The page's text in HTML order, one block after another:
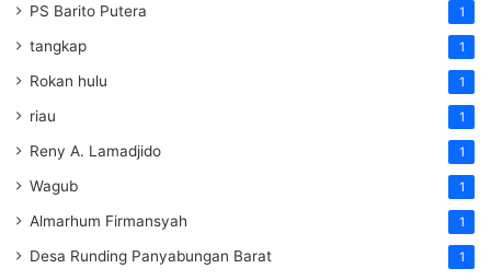
PS Barito Putera 1
tangkap 1
Rokan hulu 1
riau 1
Reny A. Lamadjido 1
Wagub 1
Almarhum Firmansyah 1
Desa Runding Panyabungan Barat 1